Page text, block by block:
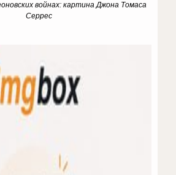
войнах: картина Джона Томаса
Серрес